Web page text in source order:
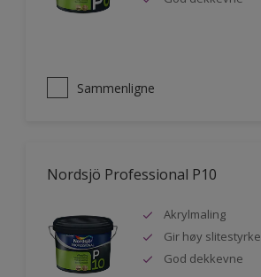
Sammenligne
Nordsjö Professional P10
Akrylmaling
Gir høy slitestyrke
God dekkevne